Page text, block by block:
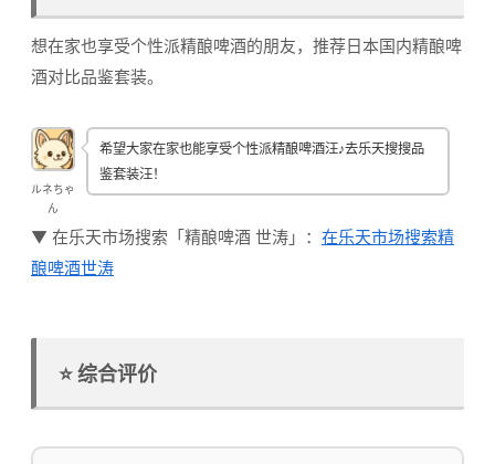
想在家也享受个性派精酿啤酒的朋友，推荐日本国内精酿啤
酒对比品鉴套装。
ルネちゃ
ん
希望大家在家也能享受个性派精酿啤酒汪♪去乐天搜搜品
鉴套装汪！
▼ 在乐天市场搜索「精酿啤酒 世涛」： 在乐天市场搜索精
酿啤酒世涛
⭐ 综合评价